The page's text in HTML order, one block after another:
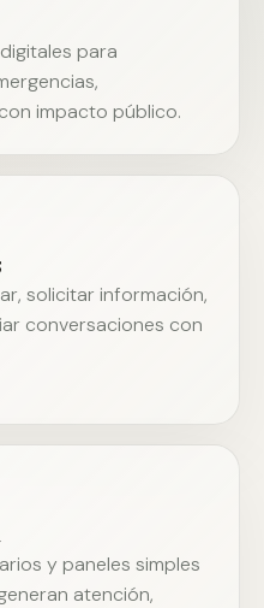
para
impacto público.
solicitar información,
conversaciones con
y paneles simples
atención,